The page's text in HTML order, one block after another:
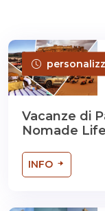
Vacanze di
Nomade
INFO